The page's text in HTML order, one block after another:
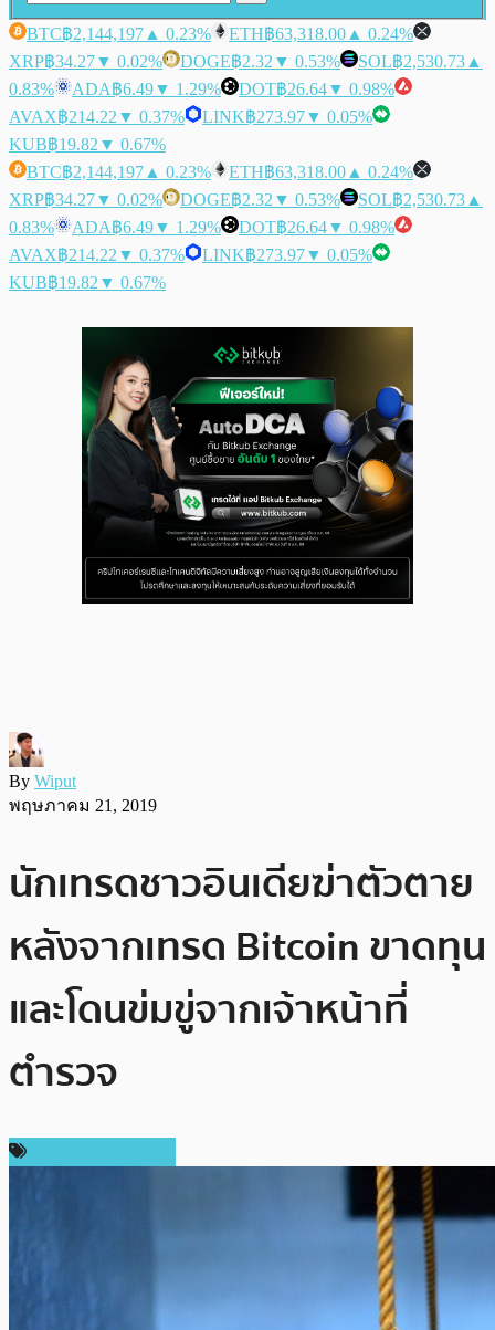
BTC฿2,144,197 ▲ 0.23% ETH฿63,318.00 ▲ 0.24%
XRP฿34.27▼ 0.02% DOGE฿2.32 ▼ 0.53% SOL฿2,530.73 ▲
0.83%
ADA฿6.49▼ 1.29% DOT฿26.64▼ 0.98%
AVAX฿214.22 ▼ 0.37% LINK฿273.97▼ 0.05%
KUB฿19.82 ▼ 0.67%
BTC฿2,144,197 ▲ 0.23% ETH฿63,318.00 ▲ 0.24%
XRP฿34.27▼ 0.02% DOGE฿2.32 ▼ 0.53% SOL฿2,530.73 ▲
0.83%
ADA฿6.49▼ 1.29% DOT฿26.64▼ 0.98%
AVAX฿214.22 ▼ 0.37% LINK฿273.97▼ 0.05%
KUB฿19.82 ▼ 0.67%
By Wiput
พฤษภาคม 21, 2019
นักเทรดชาวอินเดียฆ่าตัวตาย
หลังจากเทรด Bitcoin ขาดทุน
และโดนข่มขู่จากเจ้าหน้าที่
ตำรวจ